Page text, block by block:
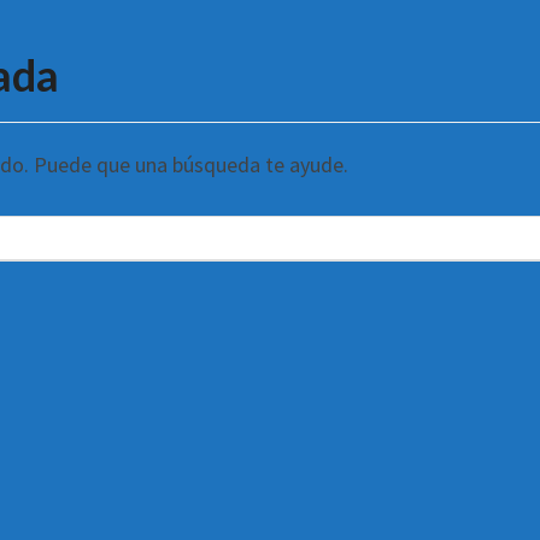
Puede que una búsqueda te ayude.